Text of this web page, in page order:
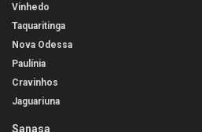
Vinhedo
Taquaritinga
Nova Odessa
Paulínia
Cravinhos
Jaguariuna
Sanasa